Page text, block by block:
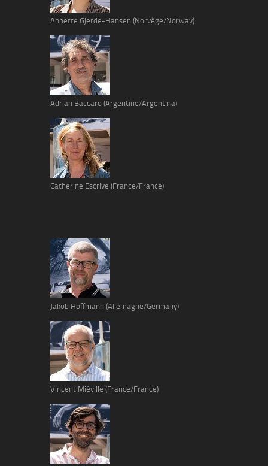
Annette Gjerde-Hansen (Norvège/Norway)
Adrian Baccaro (Argentine/Argentina)
Catherine Escrive (France/France)
Jakob Hoffmann (Allemagne/Germany)
Vincent Miéville (France/France)